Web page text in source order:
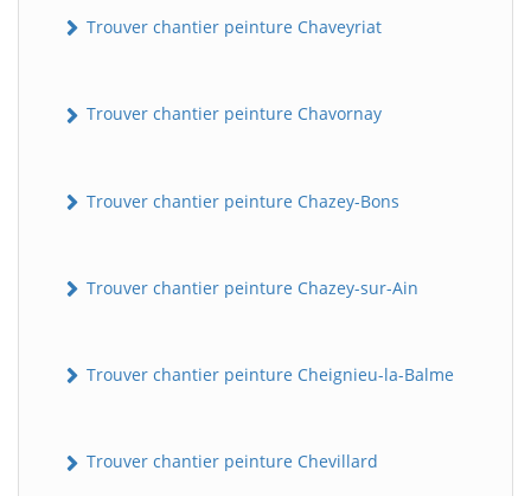
Trouver chantier peinture Chaveyriat
Trouver chantier peinture Chavornay
Trouver chantier peinture Chazey-Bons
Trouver chantier peinture Chazey-sur-Ain
Trouver chantier peinture Cheignieu-la-Balme
Trouver chantier peinture Chevillard